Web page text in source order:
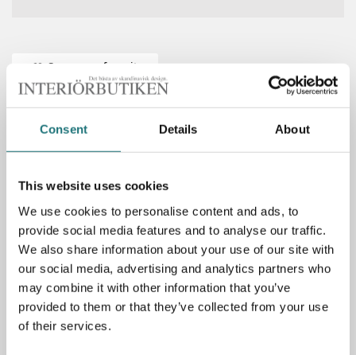
Consent Details About
This website uses cookies
We use cookies to personalise content and ads, to
provide social media features and to analyse our traffic.
We also share information about your use of our site with
our social media, advertising and analytics partners who
may combine it with other information that you’ve
provided to them or that they’ve collected from your use
of their services.
Spara som favorit
PRODUKTBESKRIVNING
Golvlampa Mininpoint kombinerar form och funktion på
slanka linjer. Här i modell med ställbar stomme som ger
en ökad flexibilitet. Finns i färgerna i vit- eller svartlackerad
stomme med kromade leder eller helt i krom. Golvlampan
erbjuder ett optimalt arbetsljus vid exempelvis skrivbordet
men fungerar självklart lika bra som läslampa bredvid
soffan eller fåtöljen. Vrid- och tippbar skärm. Läsljuset har
moderniserats och ersatts med LED i stället för halogen.
Ljuskälla ingår. 2,5 meter kabel med plugin-transformator.